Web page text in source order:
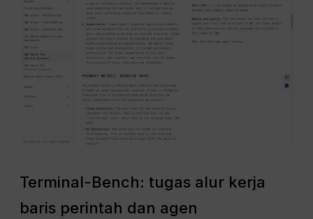
Terminal-Bench: tugas alur kerja
baris perintah dan agen